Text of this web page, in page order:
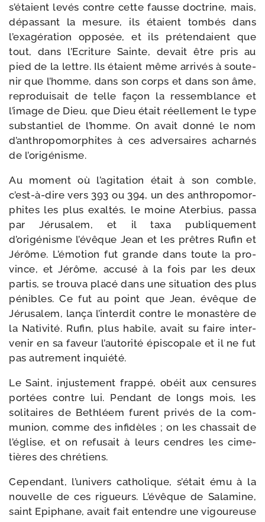
s’étaient levés contre cette fausse doc­trine, mais,
dépas­sant la mesure, ils étaient tom­bés dans
l’exagération oppo­sée, et ils pré­ten­daient que
tout, dans l’Ecriture Sainte, devait être pris au
pied de la lettre. Ils étaient même arri­vés à sou­te­
nir que l’homme, dans son corps et dans son âme,
repro­dui­sait de telle façon la res­sem­blance et
l’image de Dieu, que Dieu était réel­le­ment le type
sub­stan­tiel de l’homme. On avait don­né le nom
d’anthropomorphites à ces adver­saires achar­nés
de l’origénisme.
Au moment où l’agitation était à son comble,
c’est-à-dire vers 393 ou 394, un des anthro­po­mor­
phites les plus exal­tés, le moine Aterbius, pas­sa
par Jérusalem, et il taxa publi­que­ment
d’origénisme l’évêque Jean et les prêtres Rufin et
Jérôme. L’émotion fut grande dans toute la pro­
vince, et Jérôme, accu­sé à la fois par les deux
par­tis, se trou­va pla­cé dans une situa­tion des plus
pénibles. Ce fut au point que Jean, évêque de
Jérusalem, lan­ça l’interdit contre le monas­tère de
la Nativité. Rufin, plus habile, avait su faire inter­
ve­nir en sa faveur l’autorité épis­co­pale et il ne fut
pas autre­ment inquiété.
Le Saint, injus­te­ment frap­pé, obéit aux cen­sures
por­tées contre lui. Pendant de longs mois, les
soli­taires de Bethléem furent pri­vés de la com­
mu­nion, comme des infi­dèles ; on les chas­sait de
l’église, et on refu­sait à leurs cendres les cime­
tières des chrétiens.
Cependant, l’univers catho­lique, s’était ému à la
nou­velle de ces rigueurs. L’évêque de Salamine,
saint Epiphane, avait fait entendre une vigou­reuse